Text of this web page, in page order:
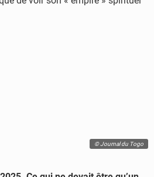
© Journal du Togo